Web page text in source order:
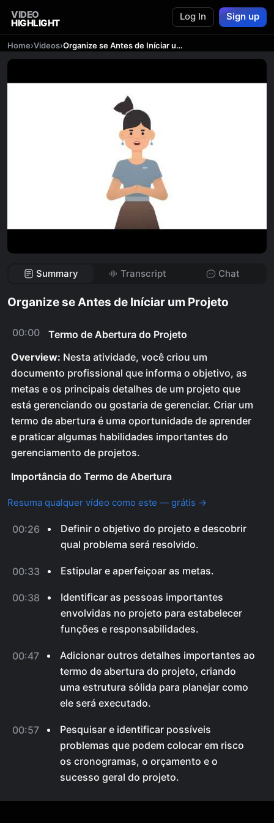
VIDEO
HIGHLIGHT
Log In Sign up
Home›Videos› Organize se Antes de Iníciar um Projeto
Summary Transcript Chat
Organize se Antes de Iníciar um Projeto
00:00
Termo de Abertura do Projeto
Overview: Nesta atividade, você criou um
documento profissional que informa o objetivo, as
metas e os principais detalhes de um projeto que
está gerenciando ou gostaria de gerenciar. Criar um
termo de abertura é uma oportunidade de aprender
e praticar algumas habilidades importantes do
gerenciamento de projetos.
Importância do Termo de Abertura
Resuma qualquer vídeo como este — grátis →
00:26
Definir o objetivo do projeto e descobrir
qual problema será resolvido.
00:33 Estipular e aperfeiçoar as metas.
00:38
Identificar as pessoas importantes
envolvidas no projeto para estabelecer
funções e responsabilidades.
00:47
Adicionar outros detalhes importantes ao
termo de abertura do projeto, criando
uma estrutura sólida para planejar como
ele será executado.
00:57
Pesquisar e identificar possíveis
problemas que podem colocar em risco
os cronogramas, o orçamento e o
sucesso geral do projeto.